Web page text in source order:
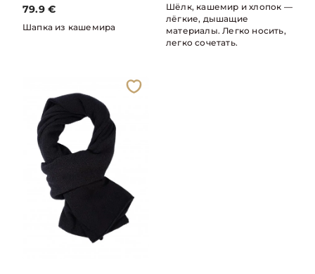
79.9 €
Шапка из кашемира
Шёлк, кашемир и хлопок —
лёгкие, дышащие
материалы. Легко носить,
легко сочетать.